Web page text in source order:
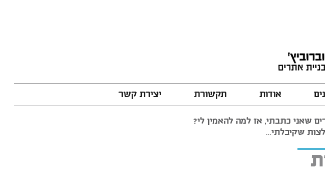
אודות תקשורת יצירת קשר
שאני כתבתי, אז למה להאמין לי?
שקיבלתי…